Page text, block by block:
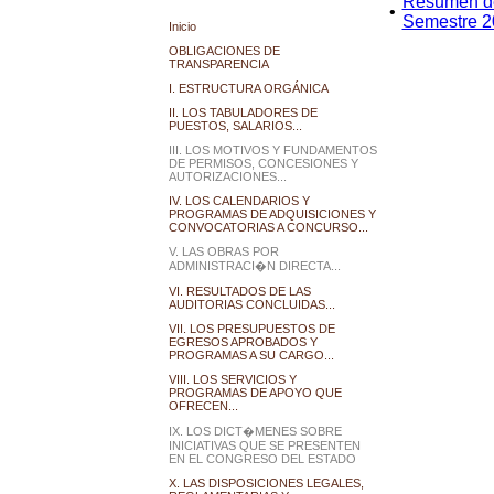
Inicio
OBLIGACIONES DE
TRANSPARENCIA
I. ESTRUCTURA ORGÁNICA
II. LOS TABULADORES DE
PUESTOS, SALARIOS...
III. LOS MOTIVOS Y FUNDAMENTOS
DE PERMISOS, CONCESIONES Y
AUTORIZACIONES...
IV. LOS CALENDARIOS Y
PROGRAMAS DE ADQUISICIONES Y
CONVOCATORIAS A CONCURSO...
V. LAS OBRAS POR
ADMINISTRACI�N DIRECTA...
VI. RESULTADOS DE LAS
AUDITORIAS CONCLUIDAS...
VII. LOS PRESUPUESTOS DE
EGRESOS APROBADOS Y
PROGRAMAS A SU CARGO...
VIII. LOS SERVICIOS Y
PROGRAMAS DE APOYO QUE
OFRECEN...
IX. LOS DICT�MENES SOBRE
INICIATIVAS QUE SE PRESENTEN
EN EL CONGRESO DEL ESTADO
X. LAS DISPOSICIONES LEGALES,
•
Semestre